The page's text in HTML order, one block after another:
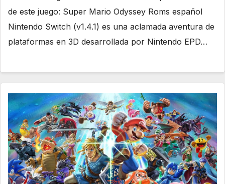
de este juego: Super Mario Odyssey Roms español
Nintendo Switch (v1.4.1) es una aclamada aventura de
plataformas en 3D desarrollada por Nintendo EPD…